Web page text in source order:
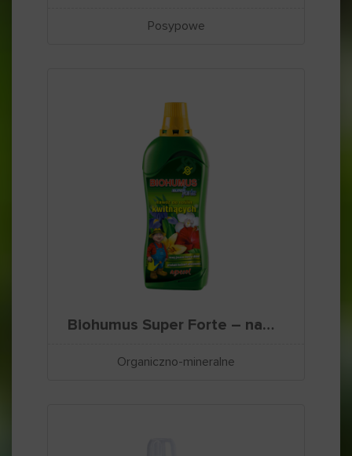
Posypowe
Biohumus Super Forte – nawóz do roślin kwitnących
Organiczno-mineralne